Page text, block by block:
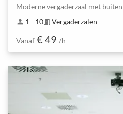
Moderne vergaderzaal met
person 1 - 10meeting_room Vergaderzalen
Vanaf € 49 /h